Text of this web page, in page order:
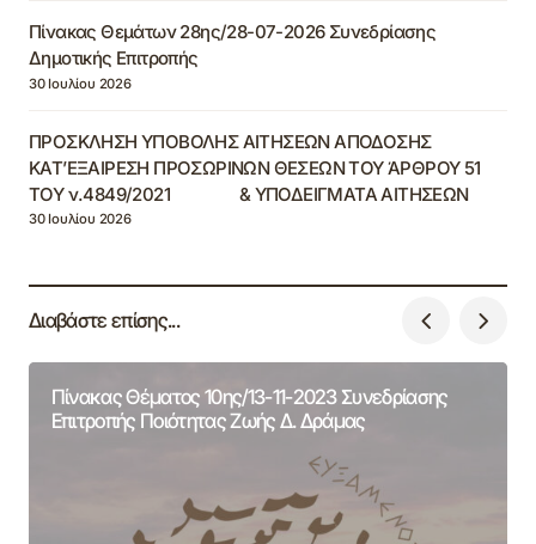
Πίνακας Θεμάτων 28ης/28-07-2026 Συνεδρίασης
Δημοτικής Επιτροπής
30 Ιουλίου 2026
ΠΡΟΣΚΛΗΣΗ ΥΠΟΒΟΛΗΣ ΑΙΤΗΣΕΩΝ ΑΠΟΔΟΣΗΣ
ΚΑΤ’ΕΞΑΙΡΕΣΗ ΠΡΟΣΩΡΙΝΩΝ ΘΕΣΕΩΝ ΤΟΥ ΆΡΘΡΟΥ 51
ΤΟΥ ν.4849/2021 & ΥΠΟΔΕΙΓΜΑΤΑ ΑΙΤΗΣΕΩΝ
30 Ιουλίου 2026
Διαβάστε επίσης...
Πίνακας Θέματος 10ης/13-11-2023 Συνεδρίασης
Επιτροπής Ποιότητας Ζωής Δ. Δράμας